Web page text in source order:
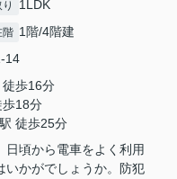
1LDK
階 1階/4階建
14
徒歩16分
歩18分
駅 徒歩25分
頃から電車をよく利用
いかがでしょうか。防犯